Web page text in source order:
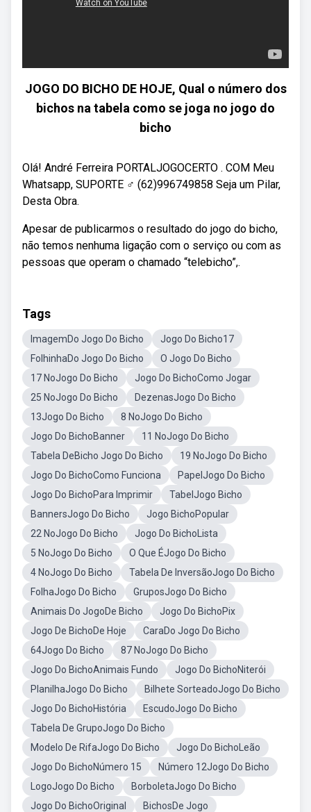
JOGO DO BICHO DE HOJE, Qual o número dos
bichos na tabela como se joga no jogo do
bicho
Olá! André Ferreira PORTALJOGOCERTO . COM Meu
Whatsapp, SUPORTE ‍♂️ (62)996749858 Seja um Pilar,
Desta Obra.
Apesar de publicarmos o resultado do jogo do bicho,
não temos nenhuma ligação com o serviço ou com as
pessoas que operam o chamado “telebicho”,.
Tags
ImagemDo Jogo Do Bicho
Jogo Do Bicho17
FolhinhaDo Jogo Do Bicho
O Jogo Do Bicho
17 NoJogo Do Bicho
Jogo Do BichoComo Jogar
25 NoJogo Do Bicho
DezenasJogo Do Bicho
13Jogo Do Bicho
8 NoJogo Do Bicho
Jogo Do BichoBanner
11 NoJogo Do Bicho
Tabela DeBicho Jogo Do Bicho
19 NoJogo Do Bicho
Jogo Do BichoComo Funciona
PapelJogo Do Bicho
Jogo Do BichoPara Imprimir
TabelJogo Bicho
BannersJogo Do Bicho
Jogo BichoPopular
22 NoJogo Do Bicho
Jogo Do BichoLista
5 NoJogo Do Bicho
O Que ÉJogo Do Bicho
4 NoJogo Do Bicho
Tabela De InversãoJogo Do Bicho
FolhaJogo Do Bicho
GruposJogo Do Bicho
Animais Do JogoDe Bicho
Jogo Do BichoPix
Jogo De BichoDe Hoje
CaraDo Jogo Do Bicho
64Jogo Do Bicho
87 NoJogo Do Bicho
Jogo Do BichoAnimais Fundo
Jogo Do BichoNiterói
PlanilhaJogo Do Bicho
Bilhete SorteadoJogo Do Bicho
Jogo Do BichoHistória
EscudoJogo Do Bicho
Tabela De GrupoJogo Do Bicho
Modelo De RifaJogo Do Bicho
Jogo Do BichoLeão
Jogo Do BichoNúmero 15
Número 12Jogo Do Bicho
LogoJogo Do Bicho
BorboletaJogo Do Bicho
Jogo Do BichoOriginal
BichosDe Jogo